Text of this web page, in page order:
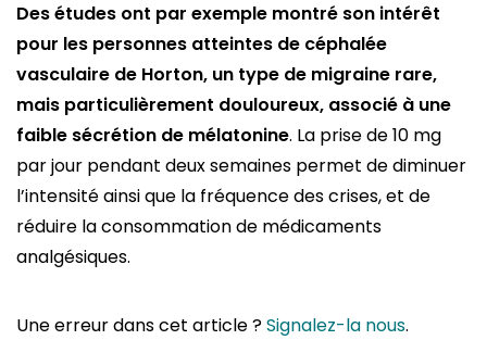
Des études ont par exemple montré son intérêt
pour les personnes atteintes de céphalée
vasculaire de Horton, un type de migraine rare,
mais particulièrement douloureux, associé à une
faible sécrétion de mélatonine. La prise de 10 mg
par jour pendant deux semaines permet de diminuer
l’intensité ainsi que la fréquence des crises, et de
réduire la consommation de médicaments
analgésiques.
Une erreur dans cet article ?Signalez-la nous.